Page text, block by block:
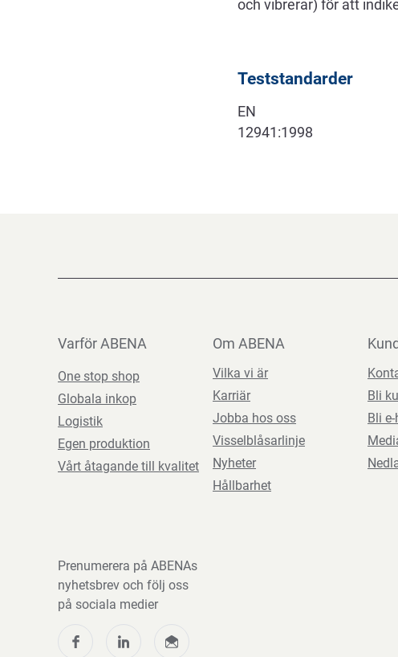
och vibrerar) för att
Teststandarder
EN
12941:1998
Varför ABENA
One stop shop
Globala inkop
Logistik
Egen produktion
Vårt åtagande till kvalitet
Om ABENA
Vilka vi är
Karriär
Jobba hos oss
Visselblåsarlinje
Nyheter
Hållbarhet
Bli
Bli
Prenumerera på ABENAs
nyhetsbrev och följ oss
på sociala medier